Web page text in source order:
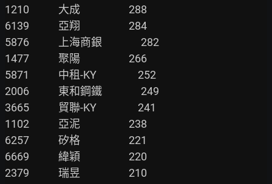
1210            大成                    288
6139            亞翔                    284
5876            上海商銀                282
1477            聚陽                    266
5871            中租-KY                 252
2006            東和鋼鐵                249
3665            貿聯-KY                 241
1102            亞泥                    238
6257            矽格                    221
6669            緯穎                    220
2379            瑞昱                    210